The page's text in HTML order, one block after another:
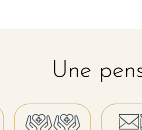
Une